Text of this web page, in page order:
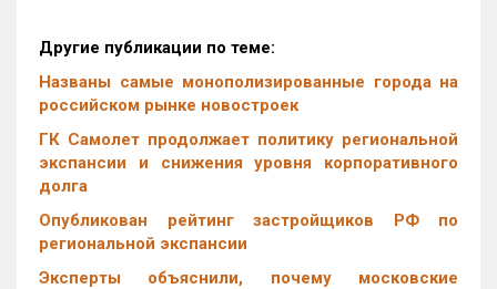
Другие публикации по теме:
Названы самые монополизированные города на
российском рынке новостроек
ГК Самолет продолжает политику региональной
экспансии и снижения уровня корпоративного
долга
Опубликован рейтинг застройщиков РФ по
региональной экспансии
Эксперты объяснили, почему московские